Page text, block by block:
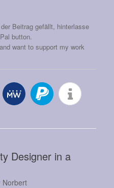
Beitrag gefällt, hinterlasse
button.
want to support my work
Designer in a
Norbert